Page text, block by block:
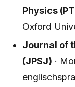
Physics
Oxford
Journal of
(JPSJ) ·